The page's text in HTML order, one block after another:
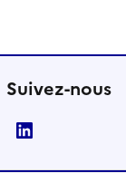
Suivez-nous